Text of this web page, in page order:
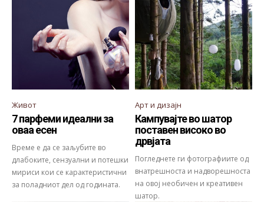
Живот
7 парфеми идеални за
оваа есен
Време е да се заљубите во
длабоките, сензуални и потешки
мириси кои се карактеристични
за поладниот дел од годината.
Арт и дизајн
Кампувајте во шатор
поставен високо во
дрвјата
Погледнете ги фотографиите од
внатрешноста и надворешноста
на овој необичен и креативен
шатор.